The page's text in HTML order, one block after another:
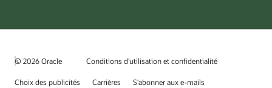
© 2026 Oracle Conditions d'utilisation et confidentialité
Choix des publicités Carrières S'abonner aux e-mails